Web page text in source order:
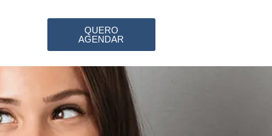
QUERO
AGENDAR